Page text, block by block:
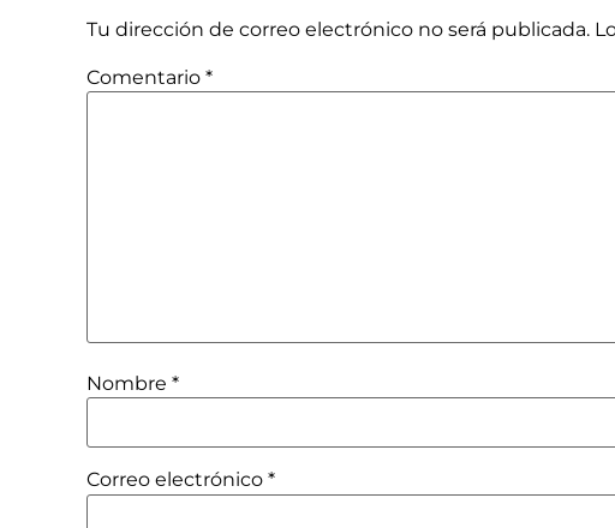
Tu dirección de correo electrónico no será publicada.
Comentario *
Nombre *
Correo electrónico *